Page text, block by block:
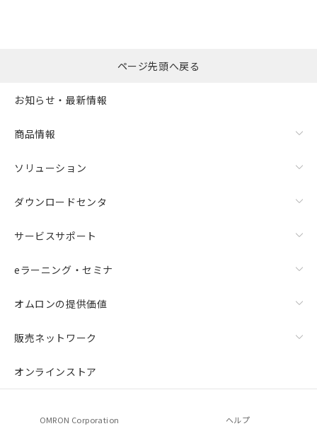
ページ先頭へ戻る
お知らせ・最新情報
商品情報
ソリューション
ダウンロードセンタ
サービスサポート
eラーニング・セミナ
オムロンの提供価値
販売ネットワーク
オンラインストア
OMRON Corporation ヘルプ